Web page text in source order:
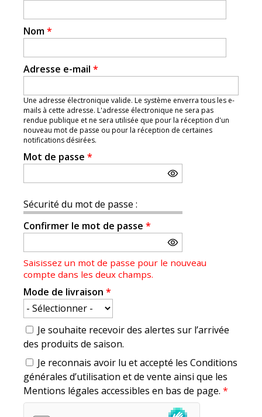
Nom*
Adresse e-mail *
Une adresse électronique valide. Le système enverra tous les e-
mails à cette adresse. L'adresse électronique ne sera pas
rendue publique et ne sera utilisée que pour la réception d'un
nouveau mot de passe ou pour la réception de certaines
notifications désirées.
Mot de passe *
Sécurité du mot de passe :
Confirmer le mot de passe *
Saisissez un mot de passe pour le nouveau
compte dans les deux champs.
Mode de livraison *
Je souhaite recevoir des alertes sur l’arrivée
des produits de saison.
Je reconnais avoir lu et accepté les Conditions
générales d’utilisation et de vente ainsi que les
Mentions légales accessibles en bas de page. *